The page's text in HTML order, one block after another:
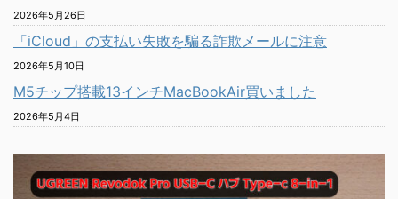
2026年5月26日
「iCloud」の支払い失敗を騙る詐欺メールに注意
2026年5月10日
M5チップ搭載13インチMacBookAir買いました
2026年5月4日